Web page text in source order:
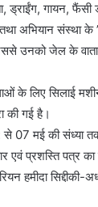
ड्राईंग, गायन,
अभियान संस्था के
उनको जेल के
के लिए सिलाई
की गई है।
07 मई की संध्या
प्रशस्ति पत्र का
हमीदा सिद्दीकी-